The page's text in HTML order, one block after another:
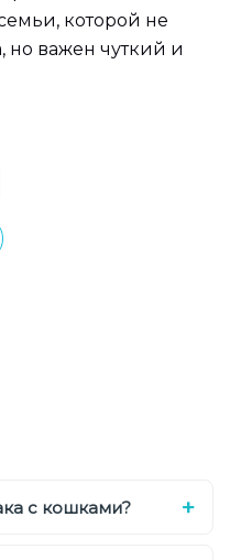
которой не
но важен чуткий и
с кошками?